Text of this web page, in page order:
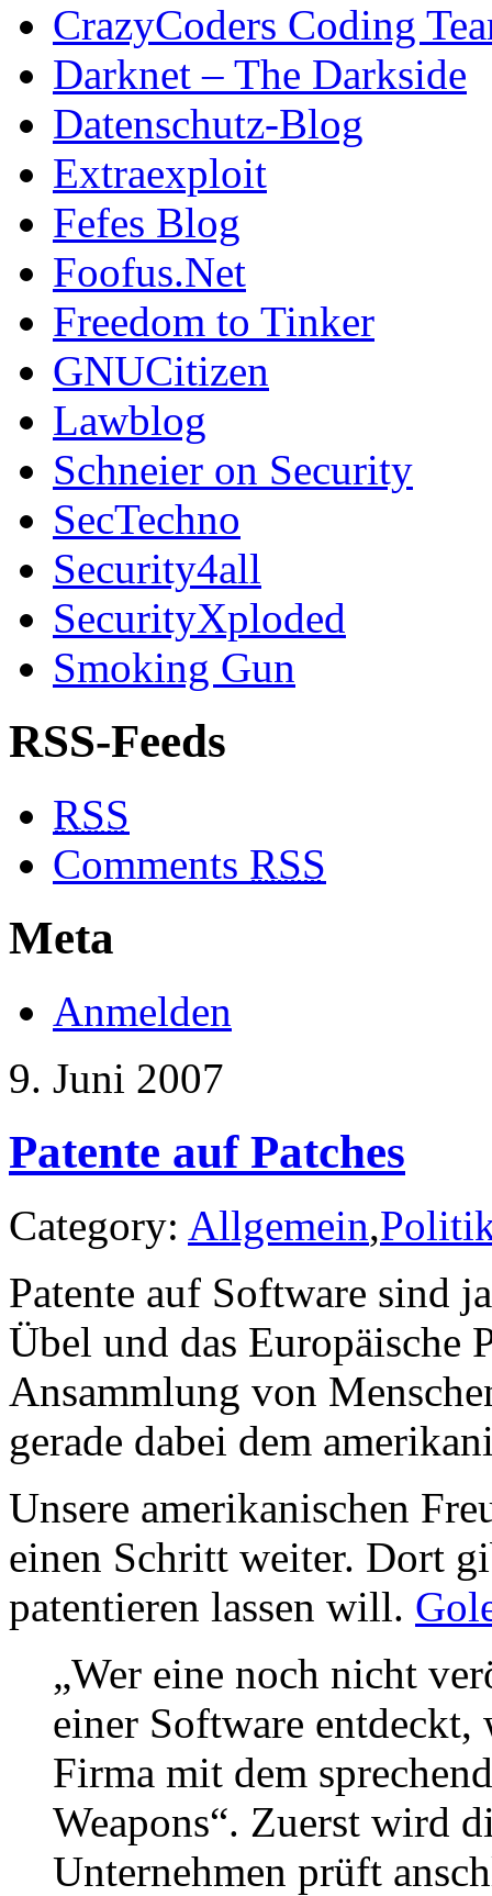
CrazyCoders Coding
Darknet – The Darkside
Datenschutz-Blog
Extraexploit
Fefes Blog
Foofus.Net
Freedom to Tinker
GNUCitizen
Lawblog
Schneier on Security
SecTechno
Security4all
SecurityXploded
Smoking Gun
RSS-Feeds
RSS
Comments RSS
Meta
Anmelden
9. Juni 2007
Patente auf Patches
Category: Allgemein,
Patente auf Software sind
Übel und das Europäische
Ansammlung von
gerade dabei dem
Unsere amerikanischen
einen Schritt weiter. Dort
patentieren lassen will.
„Wer eine noch nicht
einer Software entdeckt,
Firma mit dem
Weapons“. Zuerst wird
Unternehmen prüft